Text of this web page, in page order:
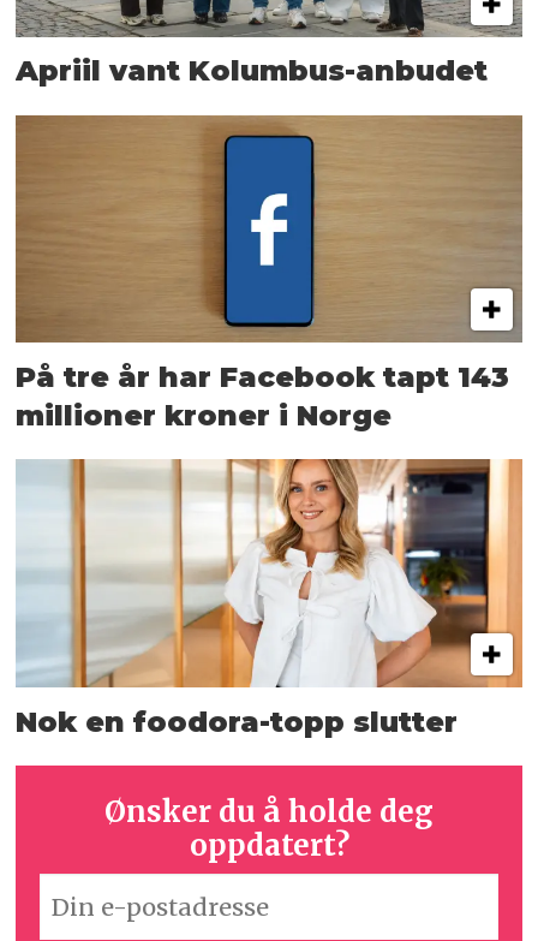
Apriil vant Kolumbus-anbudet
På tre år har Facebook tapt 143
millioner kroner i Norge
Nok en foodora-topp slutter
Ønsker du å holde deg
oppdatert?